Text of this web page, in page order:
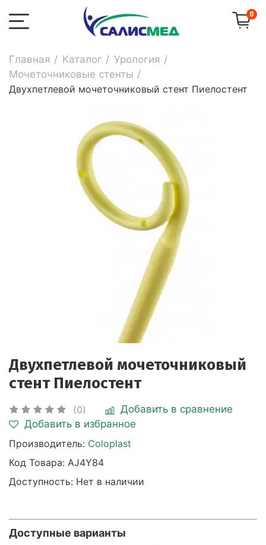
0
Главная Каталог
Урология
Мочеточниковые стенты
Двухпетлевой мочеточниковый стент Пиелостент
Двухпетлевой мочеточниковый
стент Пиелостент
(0)
Добавить в сравнение
Добавить в избранное
Производитель: Coloplast
Код Товара: AJ4Y84
Доступность: Нет в наличии
Доступные варианты